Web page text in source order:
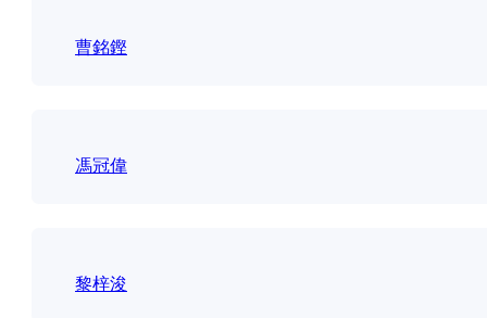
曹銘鏗
馮冠偉
黎梓浚